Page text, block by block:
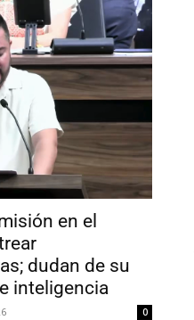
en el
dudan de su
inteligencia
0